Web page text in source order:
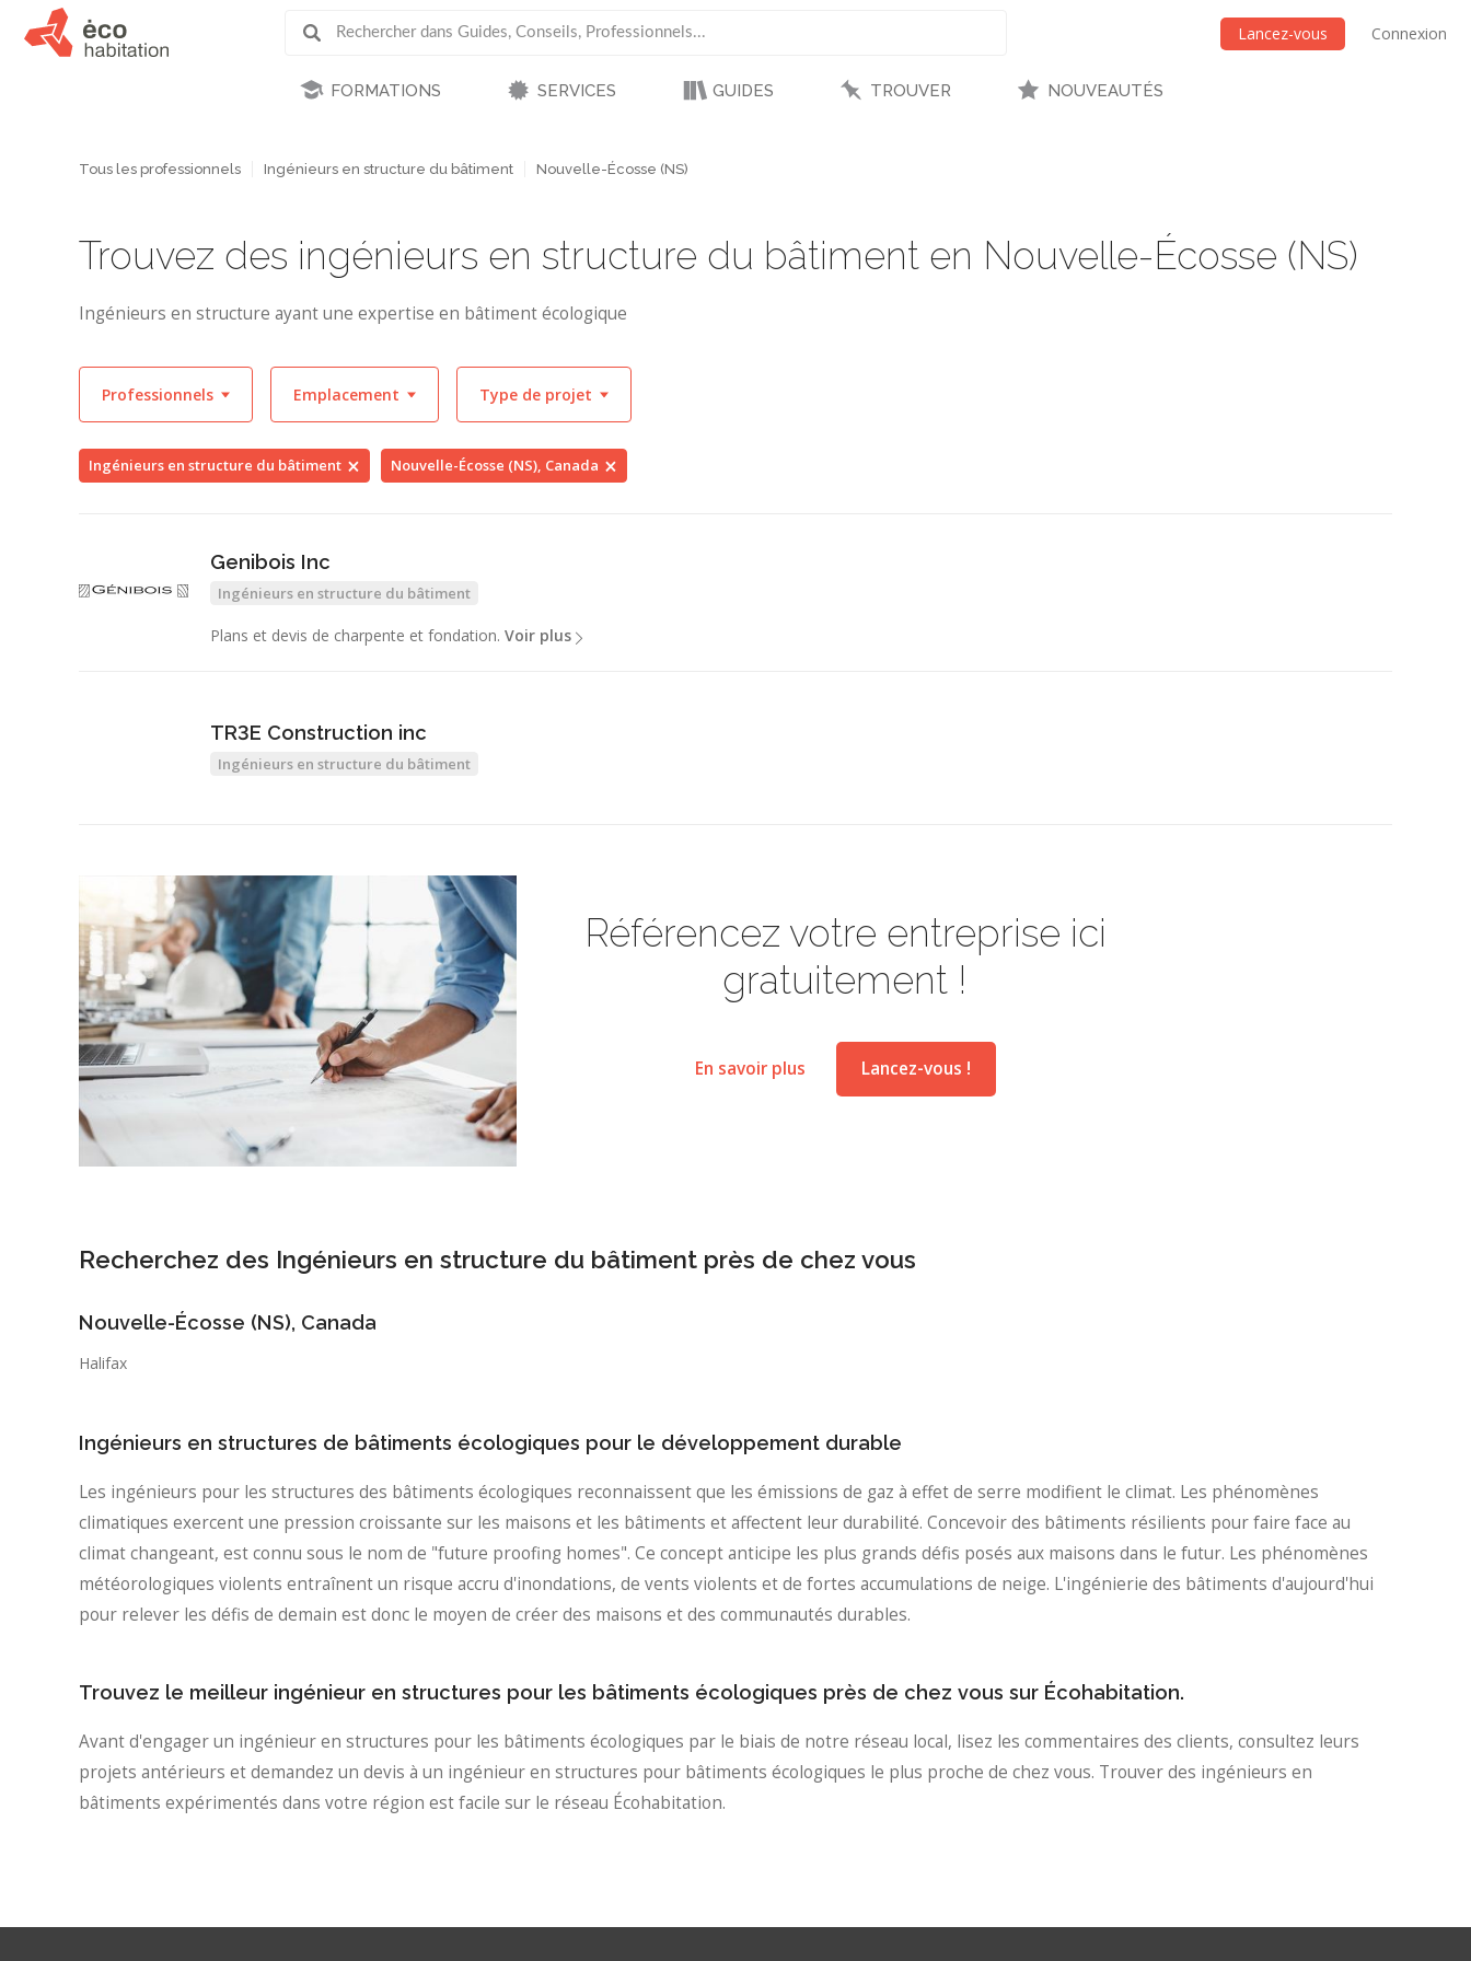
Lancez-vous Connexion
FORMATIONS SERVICES GUIDES TROUVER NOUVEAUTÉS
Tous les professionnels Ingénieurs en structure du bâtiment Nouvelle-Écosse (NS)
Trouvez des ingénieurs en structure du bâtiment en Nouvelle-Écosse (NS)
Ingénieurs en structure ayant une expertise en bâtiment écologique
Professionnels Emplacement Type de projet
Ingénieurs en structure du bâtiment Nouvelle-Écosse (NS), Canada
Genibois Inc
Ingénieurs en structure du bâtiment
Plans et devis de charpente et fondation. Voir plus
TR3E Construction inc
Ingénieurs en structure du bâtiment
Référencez votre entreprise ici
gratuitement !
En savoir plus Lancez-vous !
Recherchez des Ingénieurs en structure du bâtiment près de chez vous
Nouvelle-Écosse (NS), Canada
Halifax
Ingénieurs en structures de bâtiments écologiques pour le développement durable
Les ingénieurs pour les structures des bâtiments écologiques reconnaissent que les émissions de gaz à effet de serre modifient le climat. Les phénomènes
climatiques exercent une pression croissante sur les maisons et les bâtiments et affectent leur durabilité. Concevoir des bâtiments résilients pour faire face au
climat changeant, est connu sous le nom de "future proofing homes". Ce concept anticipe les plus grands défis posés aux maisons dans le futur. Les phénomènes
météorologiques violents entraînent un risque accru d'inondations, de vents violents et de fortes accumulations de neige. L'ingénierie des bâtiments d'aujourd'hui
pour relever les défis de demain est donc le moyen de créer des maisons et des communautés durables.
Trouvez le meilleur ingénieur en structures pour les bâtiments écologiques près de chez vous sur Écohabitation.
Avant d'engager un ingénieur en structures pour les bâtiments écologiques par le biais de notre réseau local, lisez les commentaires des clients, consultez leurs
projets antérieurs et demandez un devis à un ingénieur en structures pour bâtiments écologiques le plus proche de chez vous. Trouver des ingénieurs en
bâtiments expérimentés dans votre région est facile sur le réseau Écohabitation.